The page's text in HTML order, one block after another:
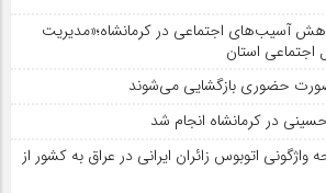
آسیب‌های اجتماعی در کرمانشاه؛«مدیریت
اجتماعی استان
حضوری بازگشایی می‌شوند
در کرمانشاه انجام شد
سانحه واژگونی اتوبوس زائران ایرانی در عراق به کشور از